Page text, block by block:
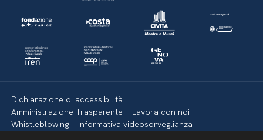
Dichiarazione di accessibilità
Amministrazione Trasparente
Lavora con noi
Whistleblowing
Informativa videosorveglianza